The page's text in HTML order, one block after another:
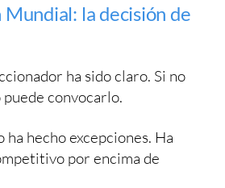
Mundial: la decisión de
ha sido claro. Si no
puede convocarlo.
ha hecho excepciones. Ha
por encima de